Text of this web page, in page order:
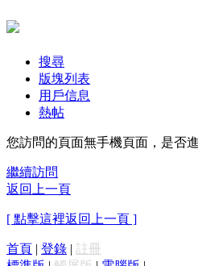
搜尋
版塊列表
用戶信息
熱帖
您訪問的頁面無手機頁面，是否
繼續訪問
返回上一頁
[ 點擊這裡返回上一頁 ]
首頁 | 登錄 | 註冊